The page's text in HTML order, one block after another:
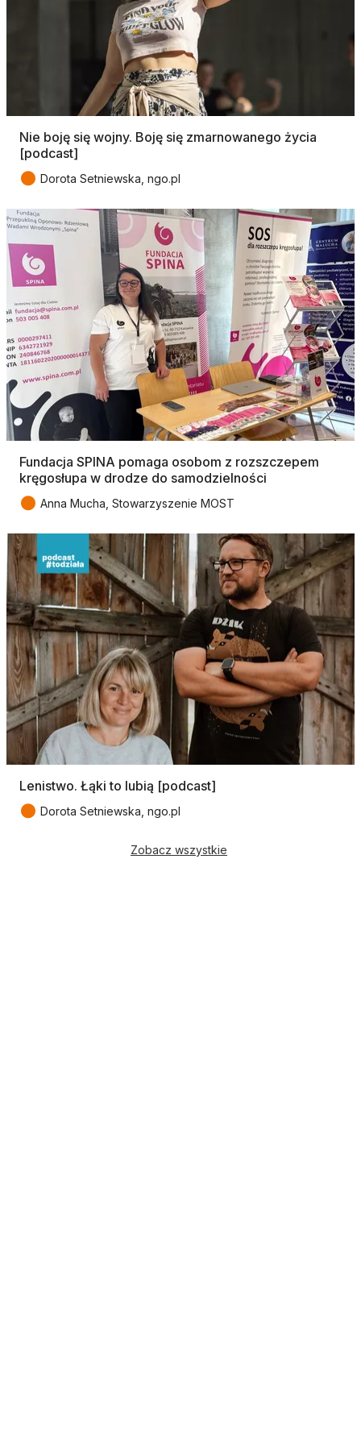
Nie boję się wojny. Boję się zmarnowanego życia
[podcast]
● Dorota Setniewska, ngo.pl
Fundacja SPINA pomaga osobom z rozszczepem
kręgosłupa w drodze do samodzielności
● Anna Mucha, Stowarzyszenie MOST
Lenistwo. Łąki to lubią [podcast]
● Dorota Setniewska, ngo.pl
Zobacz wszystkie